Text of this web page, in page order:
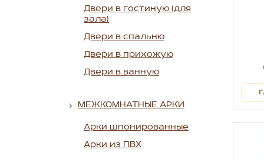
Двери в гостиную (для
зала)
Двери в спальню
Двери в прихожую
Двери в ванную
МЕЖКОМНАТНЫЕ АРКИ
Арки шпонированные
Арки из ПВХ